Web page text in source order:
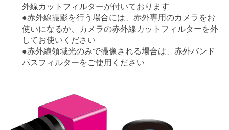
外線カットフィルターが付いております
●赤外線撮影を行う場合には、赤外専用のカメラをお
使いになるか、カメラの赤外線カットフィルターを外
してお使いください
●赤外線領域光のみで撮像される場合は、赤外バンド
パスフィルターをご使用ください